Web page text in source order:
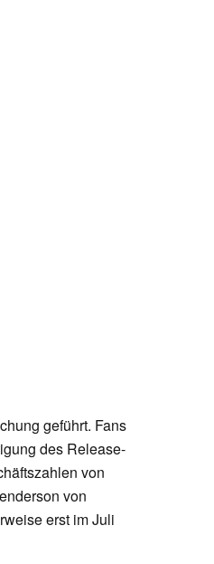
geführt. Fans
des Release-
von
von
erst im Juli